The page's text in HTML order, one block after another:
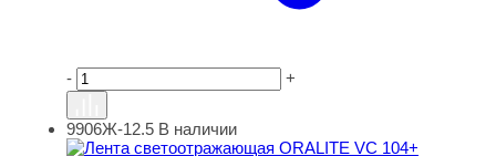
- +
Лента светоотражающая ORALITE VC 104+ жёлтая
9906Ж-12.5 В наличии